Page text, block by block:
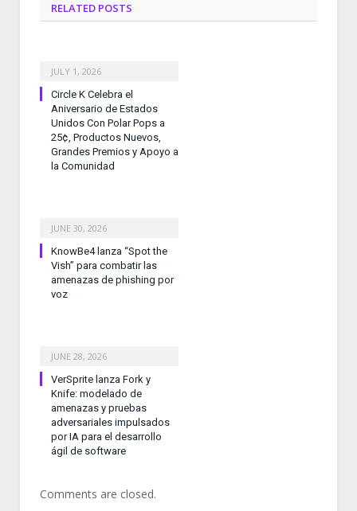
RELATED POSTS
JULY 1, 2026
Circle K Celebra el
Aniversario de Estados
Unidos Con Polar Pops a
25¢, Productos Nuevos,
Grandes Premios y Apoyo a
la Comunidad
JUNE 30, 2026
KnowBe4 lanza “Spot the
Vish” para combatir las
amenazas de phishing por
voz
JUNE 28, 2026
VerSprite lanza Fork y
Knife: modelado de
amenazas y pruebas
adversariales impulsados
por IA para el desarrollo
ágil de software
Comments are closed.